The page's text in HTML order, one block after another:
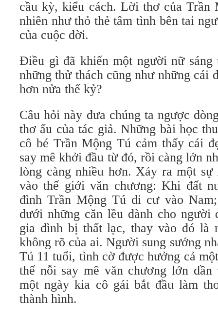
cầu kỳ, kiểu cách. Lời thơ của Trần
nhiên như thỏ thẻ tâm tình bên tai
của cuộc đời.
Điều gì đã khiến một người nữ sáng
những thử thách cũng như những cái
hơn nửa thế kỷ?
Câu hỏi này đưa chúng ta ngược
thơ ấu của tác giả. Những bài học
cô bé Trần Mộng Tú cảm thấy cái
say mê khởi đầu từ đó, rồi càng lớn
lòng càng nhiều hơn. Xảy ra một
vào thế giới văn chương: Khi đất
đình Trần Mộng Tú di cư vào
dưới những căn lều dành cho
gia đình bị thất lạc, thay vào đó là
không rõ của ai. Người sung sướng
Tú 11 tuổi, tình cờ được hưởng cả
thế nỗi say mê văn chương lớn
một ngày kia cô gái bắt đầu làm
thành hình.